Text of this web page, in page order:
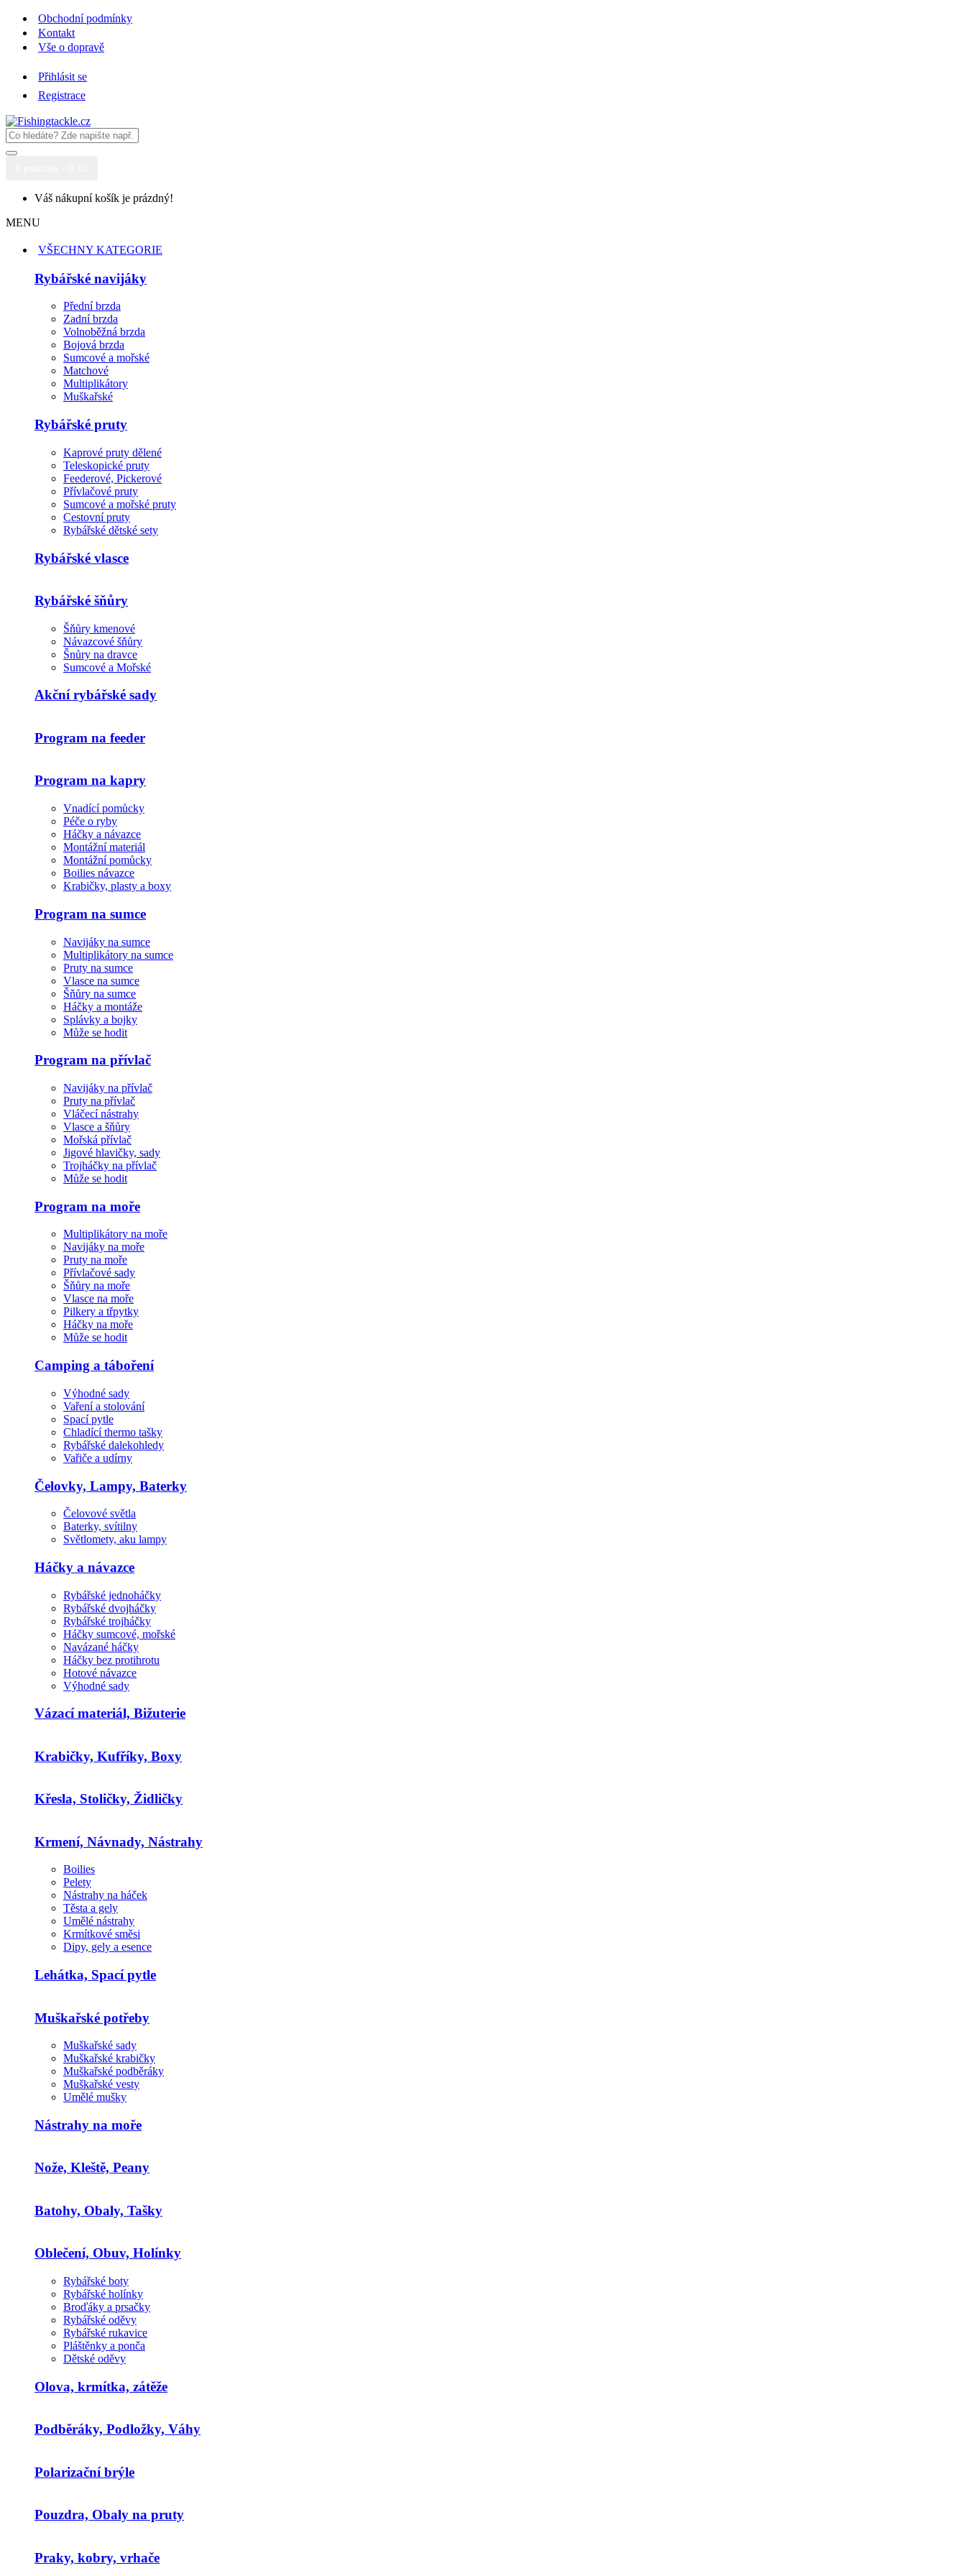
Obchodní podmínky
Kontakt
Vše o dopravě
Přihlásit se
Registrace
Váš nákupní košík je prázdný!
MENU
VŠECHNY KATEGORIE
Rybářské navijáky
Přední brzda
Zadní brzda
Volnoběžná brzda
Bojová brzda
Sumcové a mořské
Matchové
Multiplikátory
Muškařské
Rybářské pruty
Kaprové pruty dělené
Teleskopické pruty
Feederové, Pickerové
Přívlačové pruty
Sumcové a mořské pruty
Cestovní pruty
Rybářské dětské sety
Rybářské vlasce
Rybářské šňůry
Šňůry kmenové
Návazcové šňůry
Šnůry na dravce
Sumcové a Mořské
Akční rybářské sady
Program na feeder
Program na kapry
Vnadící pomůcky
Péče o ryby
Háčky a návazce
Montážní materiál
Montážní pomůcky
Boilies návazce
Krabičky, plasty a boxy
Program na sumce
Navijáky na sumce
Multiplikátory na sumce
Pruty na sumce
Vlasce na sumce
Šňůry na sumce
Háčky a montáže
Splávky a bojky
Může se hodit
Program na přívlač
Navijáky na přívlač
Pruty na přívlač
Vláčecí nástrahy
Vlasce a šňůry
Mořská přívlač
Jigové hlavičky, sady
Trojháčky na přívlač
Může se hodit
Program na moře
Multiplikátory na moře
Navijáky na moře
Pruty na moře
Přívlačové sady
Šňůry na moře
Vlasce na moře
Pilkery a třpytky
Háčky na moře
Může se hodit
Camping a táboření
Výhodné sady
Vaření a stolování
Spací pytle
Chladící thermo tašky
Rybářské dalekohledy
Vařiče a udírny
Čelovky, Lampy, Baterky
Čelovové světla
Baterky, svítilny
Světlomety, aku lampy
Háčky a návazce
Rybářské jednoháčky
Rybářské dvojháčky
Rybářské trojháčky
Háčky sumcové, mořské
Navázané háčky
Háčky bez protihrotu
Hotové návazce
Výhodné sady
Vázací materiál, Bižuterie
Krabičky, Kufříky, Boxy
Křesla, Stoličky, Židličky
Krmení, Návnady, Nástrahy
Boilies
Pelety
Nástrahy na háček
Těsta a gely
Umělé nástrahy
Krmítkové směsi
Dipy, gely a esence
Lehátka, Spací pytle
Muškařské potřeby
Muškařské sady
Muškařské krabičky
Muškařské podběráky
Muškařské vesty
Umělé mušky
Nástrahy na moře
Nože, Kleště, Peany
Batohy, Obaly, Tašky
Oblečení, Obuv, Holínky
Rybářské boty
Rybářské holínky
Broďáky a prsačky
Rybářské oděvy
Rybářské rukavice
Pláštěnky a ponča
Dětské oděvy
Olova, krmítka, zátěže
Podběráky, Podložky, Váhy
Polarizační brýle
Pouzdra, Obaly na pruty
Praky, kobry, vrhače